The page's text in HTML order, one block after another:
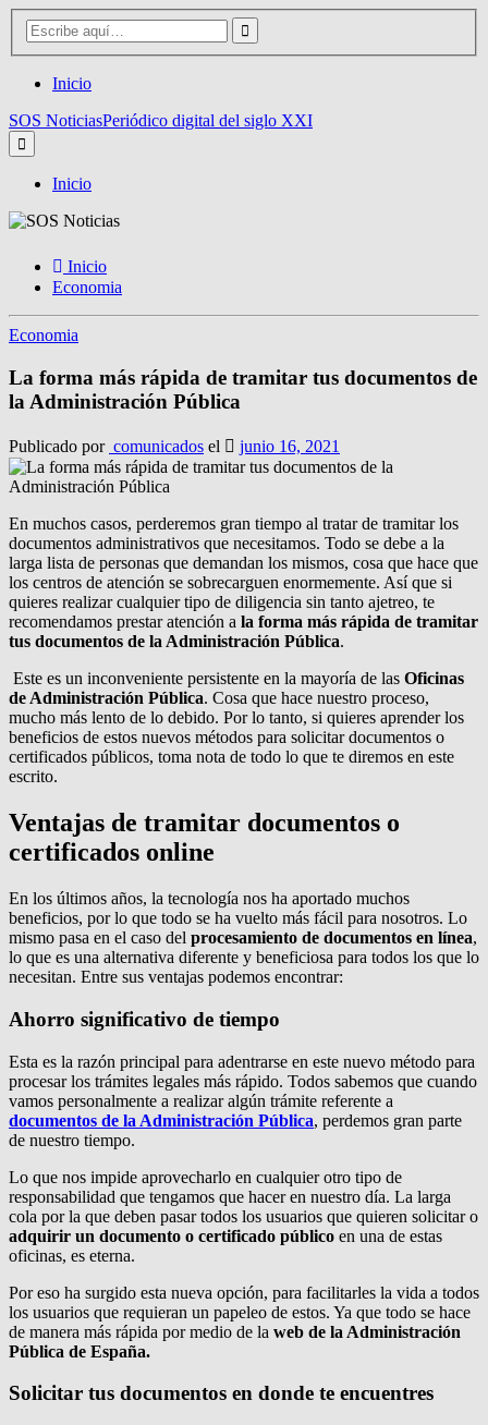
Inicio
SOS NoticiasPeriódico digital del siglo XXI
Inicio
Inicio
Economia
Economia
La forma más rápida de tramitar tus documentos de
la Administración Pública
Publicado por comunicados el junio 16, 2021
En muchos casos, perderemos gran tiempo al tratar de tramitar los
documentos administrativos que necesitamos. Todo se debe a la
larga lista de personas que demandan los mismos, cosa que hace que
los centros de atención se sobrecarguen enormemente. Así que si
quieres realizar cualquier tipo de diligencia sin tanto ajetreo, te
recomendamos prestar atención a la forma más rápida de tramitar
tus documentos de la Administración Pública.
Este es un inconveniente persistente en la mayoría de las Oficinas
de Administración Pública. Cosa que hace nuestro proceso,
mucho más lento de lo debido. Por lo tanto, si quieres aprender los
beneficios de estos nuevos métodos para solicitar documentos o
certificados públicos, toma nota de todo lo que te diremos en este
escrito.
Ventajas de tramitar documentos o
certificados online
En los últimos años, la tecnología nos ha aportado muchos
beneficios, por lo que todo se ha vuelto más fácil para nosotros. Lo
mismo pasa en el caso del procesamiento de documentos en línea,
lo que es una alternativa diferente y beneficiosa para todos los que lo
necesitan. Entre sus ventajas podemos encontrar:
Ahorro significativo de tiempo
Esta es la razón principal para adentrarse en este nuevo método para
procesar los trámites legales más rápido. Todos sabemos que cuando
vamos personalmente a realizar algún trámite referente a
documentos de la Administración Pública, perdemos gran parte
de nuestro tiempo.
Lo que nos impide aprovecharlo en cualquier otro tipo de
responsabilidad que tengamos que hacer en nuestro día. La larga
cola por la que deben pasar todos los usuarios que quieren solicitar o
adquirir un documento o certificado público en una de estas
oficinas, es eterna.
Por eso ha surgido esta nueva opción, para facilitarles la vida a todos
los usuarios que requieran un papeleo de estos. Ya que todo se hace
de manera más rápida por medio de la web de la Administración
Pública de España.
Solicitar tus documentos en donde te encuentres